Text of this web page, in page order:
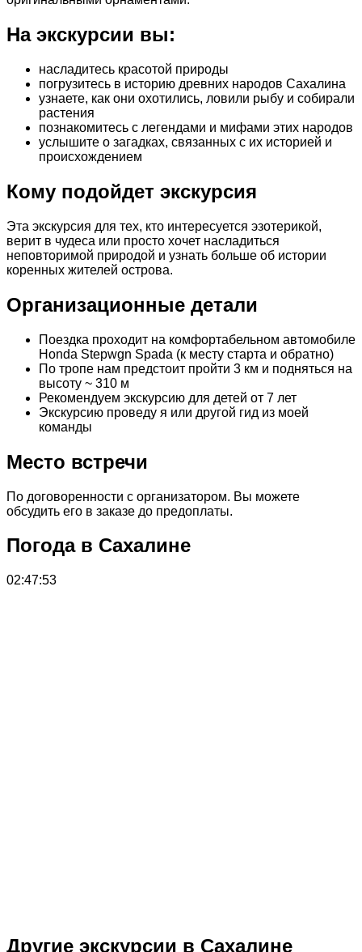
На экскурсии вы:
насладитесь красотой природы
погрузитесь в историю древних народов Сахалина
узнаете, как они охотились, ловили рыбу и собирали
растения
познакомитесь с легендами и мифами этих народов
услышите о загадках, связанных с их историей и
происхождением
Кому подойдет экскурсия
Эта экскурсия для тех, кто интересуется эзотерикой,
верит в чудеса или просто хочет насладиться
неповторимой природой и узнать больше об истории
коренных жителей острова.
Организационные детали
Поездка проходит на комфортабельном автомобиле
Honda Stepwgn Spada (к месту старта и обратно)
По тропе нам предстоит пройти 3 км и подняться на
высоту ~ 310 м
Рекомендуем экскурсию для детей от 7 лет
Экскурсию проведу я или другой гид из моей
команды
Место встречи
По договоренности с организатором. Вы можете
обсудить его в заказе до предоплаты.
Погода в Сахалине
02:47:53
Другие экскурсии в Сахалине